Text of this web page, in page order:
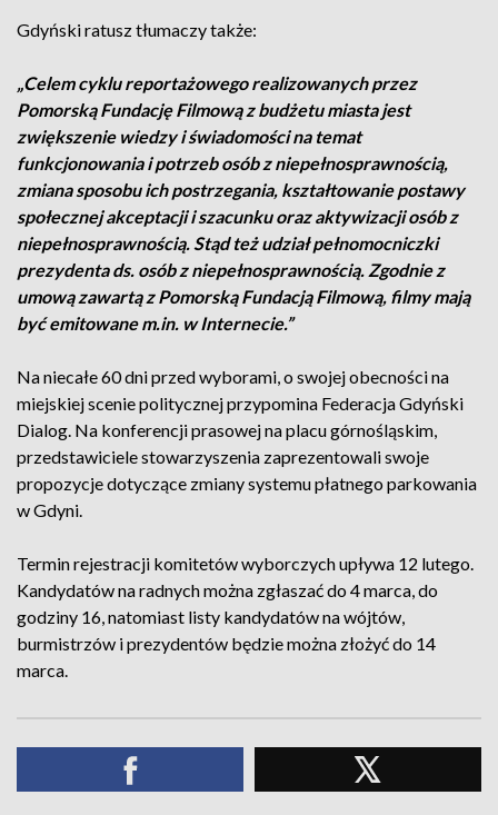
Gdyński ratusz tłumaczy także:
„Celem cyklu reportażowego realizowanych przez
Pomorską Fundację Filmową z budżetu miasta jest
zwiększenie wiedzy i świadomości na temat
funkcjonowania i potrzeb osób z niepełnosprawnością,
zmiana sposobu ich postrzegania, kształtowanie postawy
społecznej akceptacji i szacunku oraz aktywizacji osób z
niepełnosprawnością. Stąd też udział pełnomocniczki
prezydenta ds. osób z niepełnosprawnością. Zgodnie z
umową zawartą z Pomorską Fundacją Filmową, filmy mają
być emitowane m.in. w Internecie.”
Na niecałe 60 dni przed wyborami, o swojej obecności na
miejskiej scenie politycznej przypomina Federacja Gdyński
Dialog. Na konferencji prasowej na placu górnośląskim,
przedstawiciele stowarzyszenia zaprezentowali swoje
propozycje dotyczące zmiany systemu płatnego parkowania
w Gdyni.
Termin rejestracji komitetów wyborczych upływa 12 lutego.
Kandydatów na radnych można zgłaszać do 4 marca, do
godziny 16, natomiast listy kandydatów na wójtów,
burmistrzów i prezydentów będzie można złożyć do 14
marca.